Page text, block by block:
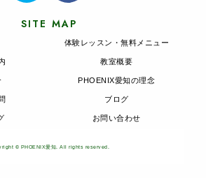
SITE MAP
体験レッスン・無料メニュー
教室概要
PHOENIX愛知の理念
ブログ
お問い合わせ
© PHOENIX愛知. All rights reserved.